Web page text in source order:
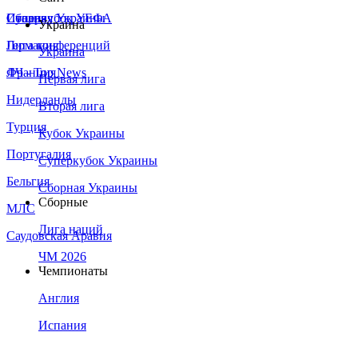
Сборная Украины
Италия
Германия
Франция
Нидерланды
Турция
Португалия
Бельгия
МЛС
Саудовская Аравия
Суперкубок УЕФА
Лига конференций
ЛЧ - Top News
Украина
Украина
Первая лига
Вторая лига
Кубок Украины
Суперкубок Украины
Сборная Украины
Сборные
Лига наций
ЧМ 2026
Чемпионаты
Англия
Испания